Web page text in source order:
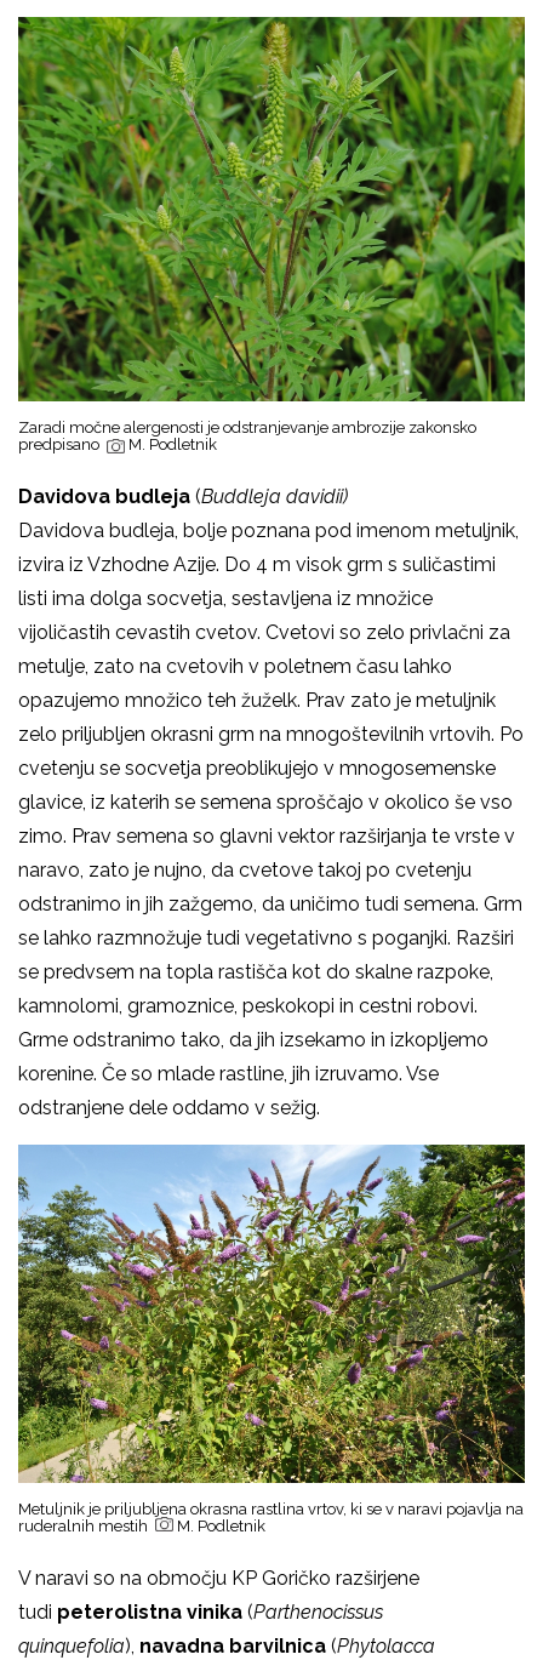
Zaradi močne alergenosti je odstranjevanje ambrozije zakonsko
predpisano
M. Podletnik
Davidova budleja (Buddleja davidii)
Davidova budleja, bolje poznana pod imenom metuljnik,
izvira iz Vzhodne Azije. Do 4 m visok grm s suličastimi
listi ima dolga socvetja, sestavljena iz množice
vijoličastih cevastih cvetov. Cvetovi so zelo privlačni za
metulje, zato na cvetovih v poletnem času lahko
opazujemo množico teh žuželk. Prav zato je metuljnik
zelo priljubljen okrasni grm na mnogoštevilnih vrtovih. Po
cvetenju se socvetja preoblikujejo v mnogosemenske
glavice, iz katerih se semena sproščajo v okolico še vso
zimo. Prav semena so glavni vektor razširjanja te vrste v
naravo, zato je nujno, da cvetove takoj po cvetenju
odstranimo in jih zažgemo, da uničimo tudi semena. Grm
se lahko razmnožuje tudi vegetativno s poganjki. Razširi
se predvsem na topla rastišča kot do skalne razpoke,
kamnolomi, gramoznice, peskokopi in cestni robovi.
Grme odstranimo tako, da jih izsekamo in izkopljemo
korenine. Če so mlade rastline, jih izruvamo. Vse
odstranjene dele oddamo v sežig.
Metuljnik je priljubljena okrasna rastlina vrtov, ki se v naravi pojavlja na
ruderalnih mestih
M. Podletnik
V naravi so na območju KP Goričko razširjene
tudi peterolistna vinika (Parthenocissus
quinquefolia), navadna barvilnica (Phytolacca